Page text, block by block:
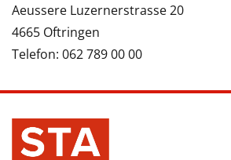
Aeussere Luzernerstrasse 20
4665 Oftringen
Telefon: 062 789 00 00